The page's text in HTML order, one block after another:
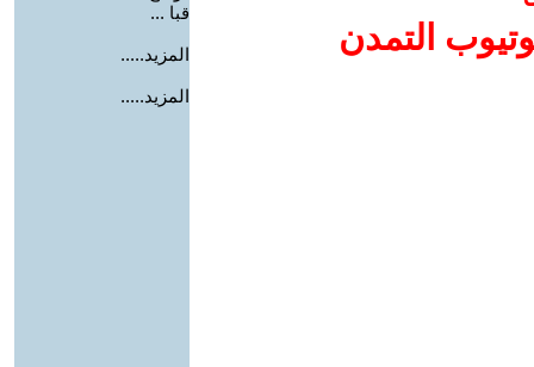
التمدن
قبا ...
المزيد.....
المزيد.....